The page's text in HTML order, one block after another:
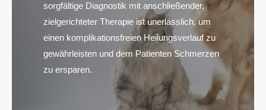
sorgfältige Diagnostik mit anschließender,
zielgerichteter Therapie ist unerlässlich, um
einen komplikationsfreien Heilungsverlauf zu
gewährleisten und dem Patienten Schmerzen
zu ersparen.